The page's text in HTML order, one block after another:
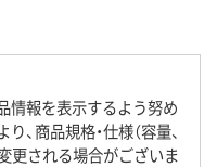
情報を表示するよう努め
、商品規格・仕様（容量、
更される場合がございま